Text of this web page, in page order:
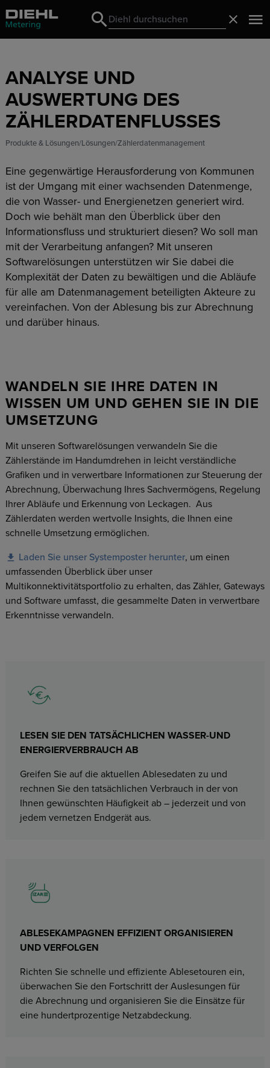
Search
Search
ANALYSE UND
AUSWERTUNG DES
ZÄHLERDATENFLUSSES
Produkte & Lösungen Lösungen Zählerdatenmanagement
Eine gegenwärtige Herausforderung von Kommunen
ist der Umgang mit einer wachsenden Datenmenge,
die von Wasser- und Energienetzen generiert wird.
Doch wie behält man den Überblick über den
Informationsfluss und strukturiert diesen? Wo soll man
mit der Verarbeitung anfangen? Mit unseren
Softwarelösungen unterstützen wir Sie dabei die
Komplexität der Daten zu bewältigen und die Abläufe
für alle am Datenmanagement beteiligten Akteure zu
vereinfachen. Von der Ablesung bis zur Abrechnung
und darüber hinaus.
WANDELN SIE IHRE DATEN IN
WISSEN UM UND GEHEN SIE IN DIE
UMSETZUNG
Mit unseren Softwarelösungen verwandeln Sie die
Zählerstände im Handumdrehen in leicht verständliche
Grafiken und in verwertbare Informationen zur Steuerung der
Abrechnung, Überwachung Ihres Sachvermögens, Regelung
Ihrer Abläufe und Erkennung von Leckagen. Aus
Zählerdaten werden wertvolle Insights, die Ihnen eine
schnelle Umsetzung ermöglichen.
Laden Sie unser Systemposter herunter, um einen
umfassenden Überblick über unser
Multikonnektivitätsportfolio zu erhalten, das Zähler, Gateways
und Software umfasst, die gesammelte Daten in verwertbare
Erkenntnisse verwandeln.
LESEN SIE DEN TATSÄCHLICHEN WASSER-UND
ENERGIERVERBRAUCH AB
Greifen Sie auf die aktuellen Ablesedaten zu und
rechnen Sie den tatsächlichen Verbrauch in der von
Ihnen gewünschten Häufigkeit ab – jederzeit und von
jedem vernetzen Endgerät aus.
ABLESEKAMPAGNEN EFFIZIENT ORGANISIEREN
UND VERFOLGEN
Richten Sie schnelle und effiziente Ablesetouren ein,
überwachen Sie den Fortschritt der Auslesungen für
die Abrechnung und organisieren Sie die Einsätze für
eine hundertprozentige Netzabdeckung.